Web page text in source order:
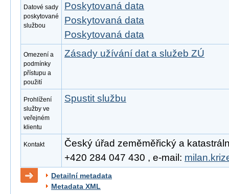
Datové sady
poskytované
službou
Poskytovaná data
Poskytovaná data
Poskytovaná data
Omezení a
podmínky
přístupu a
použití
Zásady užívání dat a služeb ZÚ
Prohlížení
služby ve
veřejném
klientu
Spustit službu
Kontakt
Český úřad zeměměřický a
+420 284 047 430 , e-mail:
Detailní metadata
Metadata XML